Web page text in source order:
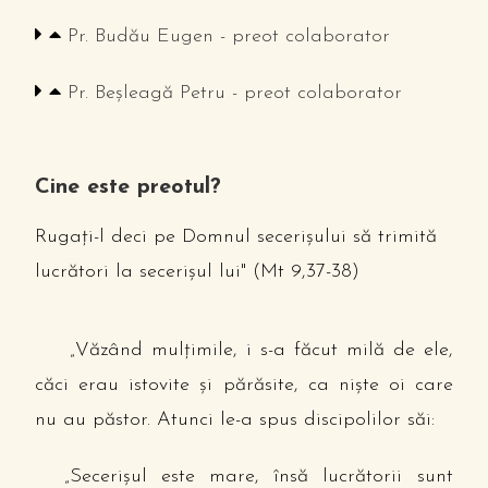
Pr. Budău Eugen - preot colaborator
Pr. Beșleagă Petru - preot colaborator
Cine este preotul?
Rugaţi-l deci pe Domnul secerişului să trimită
lucrători la secerişul lui" (Mt 9,37-38)
„Văzând mulţimile, i s-a făcut milă de ele,
căci erau istovite şi părăsite, ca nişte oi care
nu au păstor. Atunci le-a spus discipolilor săi:
„Secerişul este mare, însă lucrătorii sunt